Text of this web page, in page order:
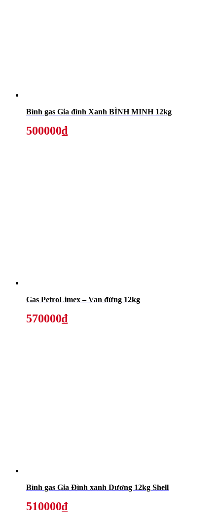
Bình gas Gia đình Xanh BÌNH MINH 12kg
500000₫
Gas PetroLimex – Van đứng 12kg
570000₫
Bình gas Gia Đình xanh Dương 12kg Shell
510000₫